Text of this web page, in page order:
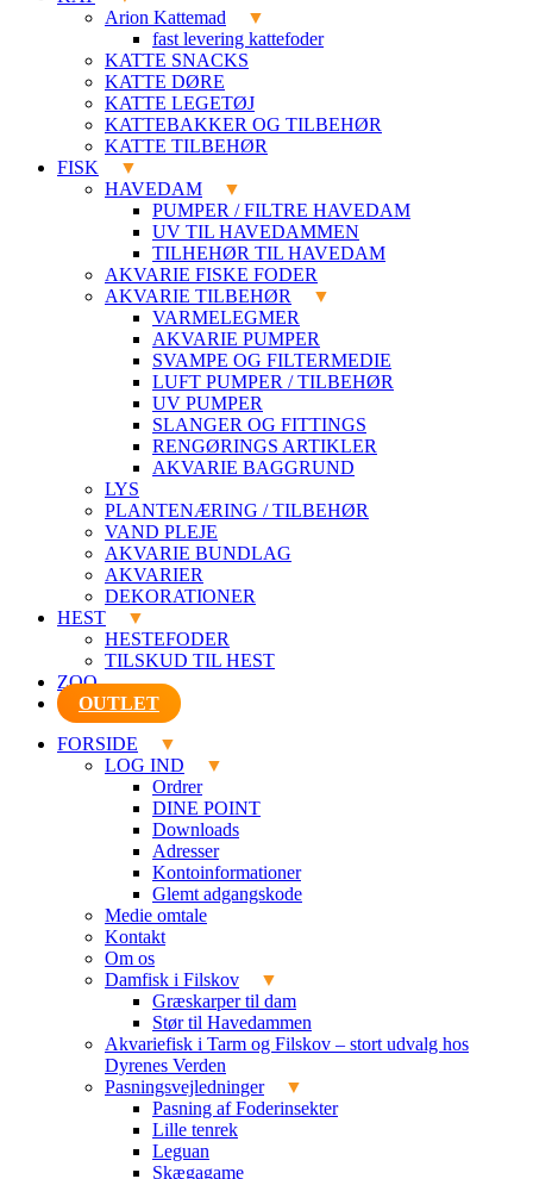
Arion Kattemad
fast levering kattefoder
KATTE SNACKS
KATTE DØRE
KATTE LEGETØJ
KATTEBAKKER OG TILBEHØR
KATTE TILBEHØR
FISK
HAVEDAM
PUMPER / FILTRE HAVEDAM
UV TIL HAVEDAMMEN
TILHEHØR TIL HAVEDAM
AKVARIE FISKE FODER
AKVARIE TILBEHØR
VARMELEGMER
AKVARIE PUMPER
SVAMPE OG FILTERMEDIE
LUFT PUMPER / TILBEHØR
UV PUMPER
SLANGER OG FITTINGS
RENGØRINGS ARTIKLER
AKVARIE BAGGRUND
LYS
PLANTENÆRING / TILBEHØR
VAND PLEJE
AKVARIE BUNDLAG
AKVARIER
DEKORATIONER
HEST
HESTEFODER
TILSKUD TIL HEST
ZOO
OUTLET
FORSIDE
LOG IND
Ordrer
DINE POINT
Downloads
Adresser
Kontoinformationer
Glemt adgangskode
Medie omtale
Kontakt
Om os
Damfisk i Filskov
Græskarper til dam
Stør til Havedammen
Akvariefisk i Tarm og Filskov – stort udvalg hos
Dyrenes Verden
Pasningsvejledninger
Pasning af Foderinsekter
Lille tenrek
Leguan
Skægagame